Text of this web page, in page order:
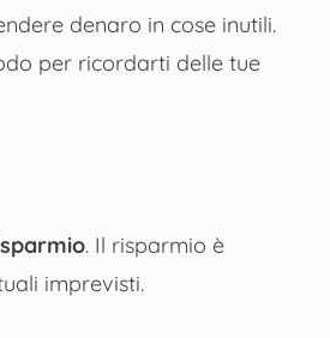
denaro in cose inutili.
per ricordarti delle tue
. Il risparmio è
imprevisti.